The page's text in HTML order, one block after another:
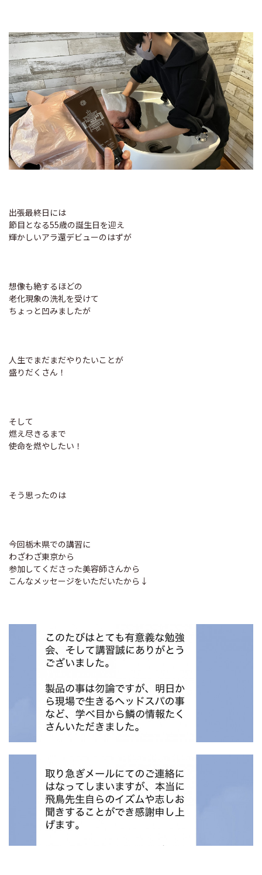
出張最終日には
節目となる55歳の誕生日を迎え
輝かしいアラ還デビューのはずが
想像も絶するほどの
老化現象の洗礼を受けて
ちょっと凹みましたが
人生でまだまだやりたいことが
盛りだくさん！
そして
燃え尽きるまで
使命を燃やしたい！
そう思ったのは
今回栃木県での講習に
わざわざ東京から
参加してくださった美容師さんから
こんなメッセージをいただいたから↓